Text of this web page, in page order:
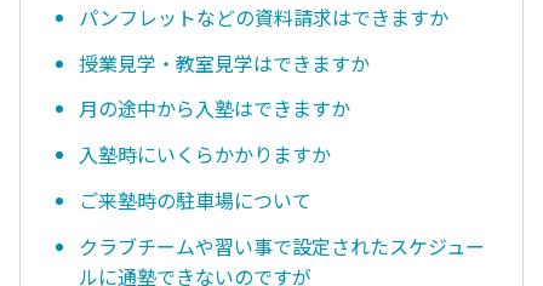
パンフレットなどの資料請求はできますか
授業見学・教室見学はできますか
月の途中から入塾はできますか
入塾時にいくらかかりますか
ご来塾時の駐車場について
クラブチームや習い事で設定されたスケジュー
ルに通塾できないのですが